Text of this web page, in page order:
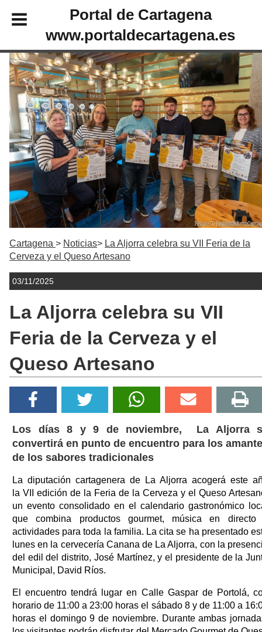
Portal de Cartagena
www.portaldecartagena.es
Cartagena Noticias
La Aljorra celebra su VII Feria de la
Cerveza y el Queso Artesano
03/11/2025
La Aljorra celebra su VII
Feria de la Cerveza y el
Queso Artesano
Los días 8 y 9 de noviembre, La Aljorra
convertirá en punto de encuentro para los
de los sabores tradicionales
La diputación cartagenera de La Aljorra acogerá este
la VII edición de la Feria de la Cerveza y el Queso
un evento consolidado en el calendario gastronómico
que combina productos gourmet, música en directo
actividades para toda la familia. La cita se ha presentado
lunes en la cervecería Canana de La Aljorra, con la
del edil del distrito, José Martínez, y el presidente de la
Municipal, David Ríos.
El encuentro tendrá lugar en Calle Gaspar de Portolá,
horario de 11:00 a 23:00 horas el sábado 8 y de 11:00 a
horas el domingo 9 de noviembre. Durante ambas